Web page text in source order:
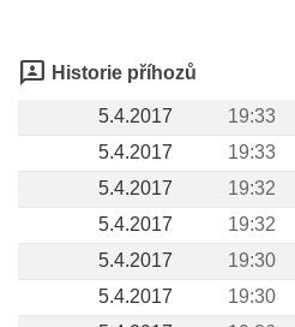
3p Historie příhozů
5.4.2017 19:33
5.4.2017 19:33
5.4.2017
19:32
5.4.2017 19:32
5.4.2017
19:30
5.4.2017 19:30